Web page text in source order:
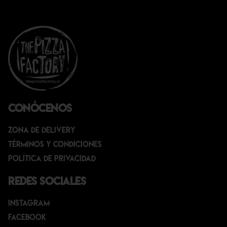
Conócenos
Zona de Delivery
Términos y condiciones
Política de privacidad
Redes sociales
Instagram
Facebook